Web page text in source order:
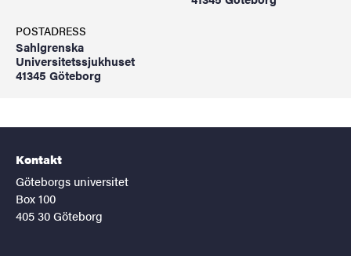
POSTADRESS
Sahlgrenska
Universitetssjukhuset
41345 Göteborg
Kontakt
Göteborgs universitet
Box 100
405 30 Göteborg